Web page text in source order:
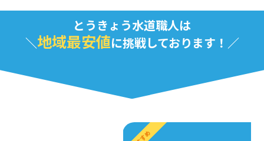
とうきょう水道職人は
地域最安値に挑戦しております！